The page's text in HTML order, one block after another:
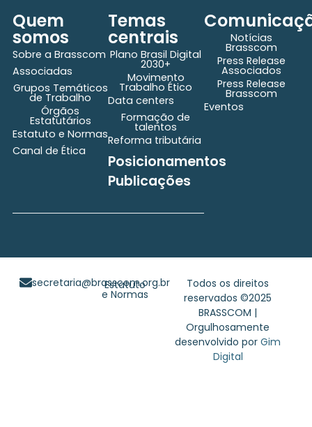
Quem
somos
Sobre a Brasscom
Associadas
Grupos Temáticos
de Trabalho
Órgãos
Estatutários
Estatuto e Normas
Canal de Ética
Temas
centrais
Plano Brasil Digital
2030+
Movimento
Trabalho Ético
Data centers
Formação de
talentos
Reforma tributária
Posicionamentos
Publicações
Notícias
Brasscom
Press Release
Associados
Press Release
Brasscom
Eventos
Todos os direitos
reservados ©2025
BRASSCOM |
Orgulhosamente
desenvolvido porGim
Digital
secretaria@brasscom.org.br
Estatuto
e Normas